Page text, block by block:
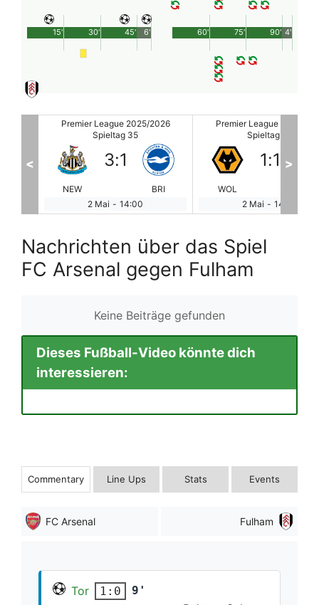
45'
15' 30' 6' 90'
60' 75' 4'
Premier League 2025/2026
Spieltag 35
WOL
1:1
SUN
2 Mai - 14:00
Premier League 2025/
Spieltag 35
BRE
3:0
2 Mai - 14:00
< >
Nachrichten über das Spiel
FC Arsenal gegen Fulham
Keine Beiträge gefunden
Dieses Fußball-Video könnte dich
interessieren:
Commentary Line Ups Stats Events
FC Arsenal Fulham
Tor 1:0 9'